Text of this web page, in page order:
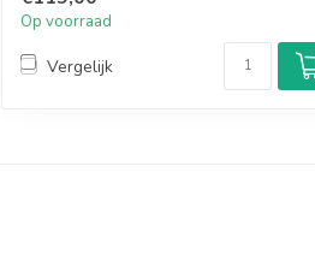
Op voorraad
Vergelijk